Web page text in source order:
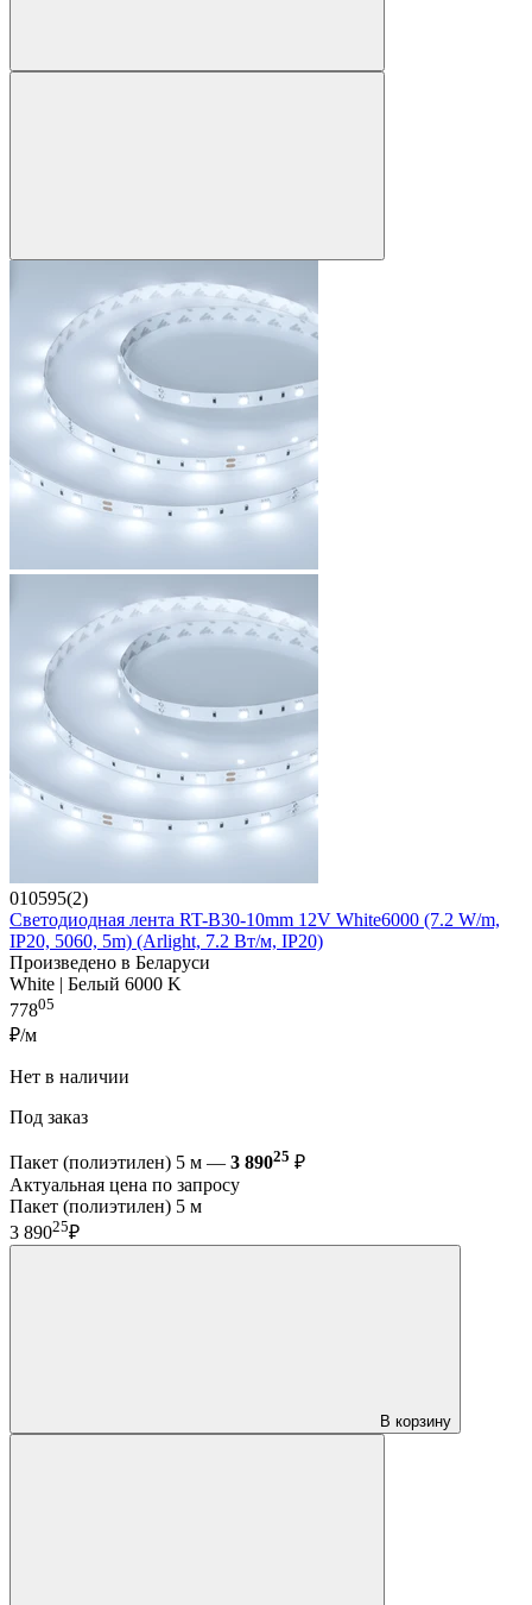
010595(2)
Светодиодная лента RT-B30-10mm 12V White6000 (7.2 W/m,
IP20, 5060, 5m) (Arlight, 7.2 Вт/м, IP20)
Произведено в Беларуси
White | Белый 6000 K
77805
₽/м
Нет в наличии
Под заказ
Пакет (полиэтилен) 5 м — 3 89025 ₽
Актуальная цена по запросу
Пакет (полиэтилен) 5 м
3 89025₽
В корзину